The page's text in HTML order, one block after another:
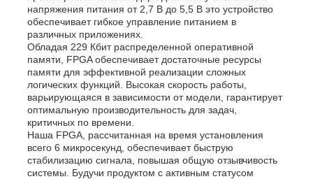
напряжения питания от 2,7 В до 5,5 В это устройство
обеспечивает гибкое управление питанием в
различных приложениях.
Обладая 229 Кбит распределенной оперативной
памяти, FPGA обеспечивает достаточные ресурсы
памяти для эффективной реализации сложных
логических функций. Высокая скорость работы,
варьирующаяся в зависимости от модели, гарантирует
оптимальную производительность для задач,
критичных по времени.
Наша FPGA, рассчитанная на время установления
всего 6 микросекунд, обеспечивает быструю
стабилизацию сигнала, повышая общую отзывчивость
системы. Будучи продуктом с активным статусом